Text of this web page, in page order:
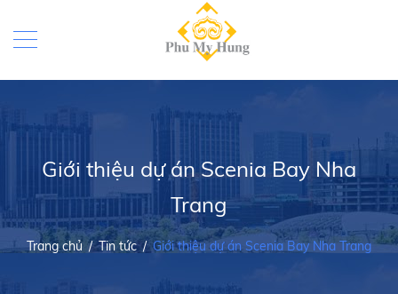
Giới thiệu dự án Scenia Bay Nha
Trang
Trang chủ /Tin tức / Giới thiệu dự án Scenia Bay Nha Trang